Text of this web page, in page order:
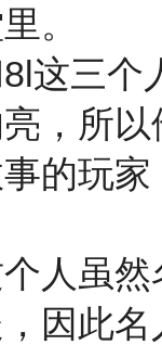
。
这三个
，所
的玩
人虽
因此